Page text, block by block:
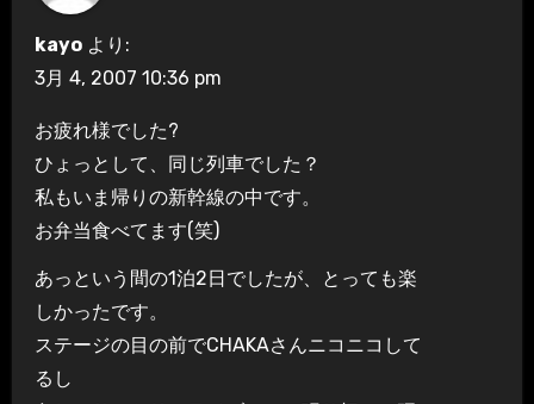
kayo より:
3月 4, 2007 10:36 pm
お疲れ様でした?
ひょっとして、同じ列車でした？
私もいま帰りの新幹線の中です。
お弁当食べてます(笑)
あっという間の1泊2日でしたが、とっても楽
しかったです。
ステージの目の前でCHAKAさんニコニコして
るし